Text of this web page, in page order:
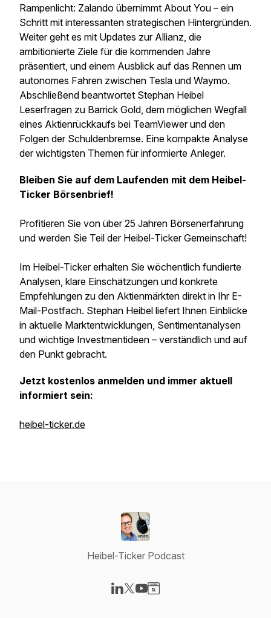
Rampenlicht: Zalando übernimmt About You – ein
Schritt mit interessanten strategischen Hintergründen.
Weiter geht es mit Updates zur Allianz, die
ambitionierte Ziele für die kommenden Jahre
präsentiert, und einem Ausblick auf das Rennen um
autonomes Fahren zwischen Tesla und Waymo.
Abschließend beantwortet Stephan Heibel
Leserfragen zu Barrick Gold, dem möglichen Wegfall
eines Aktienrückkaufs bei TeamViewer und den
Folgen der Schuldenbremse. Eine kompakte Analyse
der wichtigsten Themen für informierte Anleger.
Bleiben Sie auf dem Laufenden mit dem Heibel-
Ticker Börsenbrief!
Profitieren Sie von über 25 Jahren Börsenerfahrung
und werden Sie Teil der Heibel-Ticker Gemeinschaft!
Im Heibel-Ticker erhalten Sie wöchentlich fundierte
Analysen, klare Einschätzungen und konkrete
Empfehlungen zu den Aktienmärkten direkt in Ihr E-
Mail-Postfach. Stephan Heibel liefert Ihnen Einblicke
in aktuelle Marktentwicklungen, Sentimentanalysen
und wichtige Investmentideen – verständlich und auf
den Punkt gebracht.
Jetzt kostenlos anmelden und immer aktuell
informiert sein:
heibel-ticker.de
Heibel-Ticker Podcast